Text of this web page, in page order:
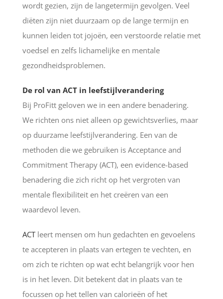
wordt gezien, zijn de langetermijn gevolgen. Veel
diëten zijn niet duurzaam op de lange termijn en
kunnen leiden tot jojoën, een verstoorde relatie met
voedsel en zelfs lichamelijke en mentale
gezondheidsproblemen.
De rol van ACT in leefstijlverandering
Bij ProFitt geloven we in een andere benadering.
We richten ons niet alleen op gewichtsverlies, maar
op duurzame leefstijlverandering. Een van de
methoden die we gebruiken is Acceptance and
Commitment Therapy (ACT), een evidence-based
benadering die zich richt op het vergroten van
mentale flexibiliteit en het creëren van een
waardevol leven.
ACTleert mensen om hun gedachten en gevoelens
te accepteren in plaats van ertegen te vechten, en
om zich te richten op wat echt belangrijk voor hen
is in het leven. Dit betekent dat in plaats van te
focussen op het tellen van calorieën of het